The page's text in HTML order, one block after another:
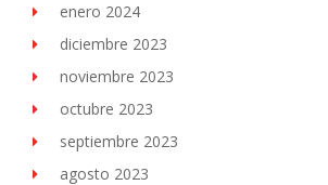
enero 2024
diciembre 2023
noviembre 2023
octubre 2023
septiembre 2023
agosto 2023